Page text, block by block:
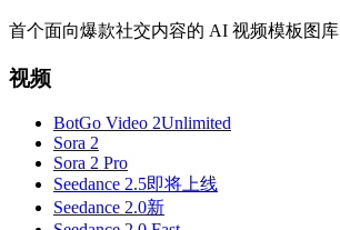
首个面向爆款社交内容的 AI 视频模板图库
视频
BotGo Video 2Unlimited
Sora 2
Sora 2 Pro
Seedance 2.5即将上线
Seedance 2.0新